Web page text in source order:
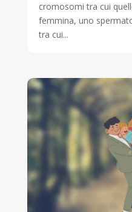
cromosomi tra cui
femmina, uno
tra cui...